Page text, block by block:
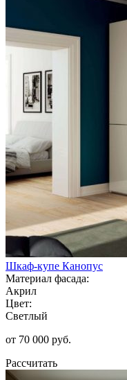
Шкаф-купе Канопус
Материал фасада:
Акрил
Цвет:
Светлый
от 70 000 руб.
Рассчитать